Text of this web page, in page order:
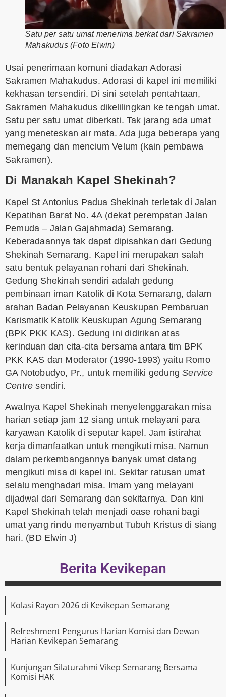
Satu per satu umat menerima berkat dari Sakramen
Mahakudus (Foto Elwin)
Usai penerimaan komuni diadakan Adorasi
Sakramen Mahakudus. Adorasi di kapel ini memiliki
kekhasan tersendiri. Di sini setelah pentahtaan,
Sakramen Mahakudus dikelilingkan ke tengah umat.
Satu per satu umat diberkati. Tak jarang ada umat
yang meneteskan air mata. Ada juga beberapa yang
memegang dan mencium Velum (kain pembawa
Sakramen).
Di Manakah Kapel Shekinah?
Kapel St Antonius Padua Shekinah terletak di Jalan
Kepatihan Barat No. 4A (dekat perempatan Jalan
Pemuda – Jalan Gajahmada) Semarang.
Keberadaannya tak dapat dipisahkan dari Gedung
Shekinah Semarang. Kapel ini merupakan salah
satu bentuk pelayanan rohani dari Shekinah.
Gedung Shekinah sendiri adalah gedung
pembinaan iman Katolik di Kota Semarang, dalam
arahan Badan Pelayanan Keuskupan Pembaruan
Karismatik Katolik Keuskupan Agung Semarang
(BPK PKK KAS). Gedung ini didirikan atas
kerinduan dan cita-cita bersama antara tim BPK
PKK KAS dan Moderator (1990-1993) yaitu Romo
GA Notobudyo, Pr., untuk memiliki gedungService
Centre sendiri.
Awalnya Kapel Shekinah menyelenggarakan misa
harian setiap jam 12 siang untuk melayani para
karyawan Katolik di seputar kapel. Jam istirahat
kerja dimanfaatkan untuk mengikuti misa. Namun
dalam perkembangannya banyak umat datang
mengikuti misa di kapel ini. Sekitar ratusan umat
selalu menghadari misa. Imam yang melayani
dijadwal dari Semarang dan sekitarnya. Dan kini
Kapel Shekinah telah menjadi oase rohani bagi
umat yang rindu menyambut Tubuh Kristus di siang
hari. (BD Elwin J)
Berita Kevikepan
Kolasi Rayon 2026 di Kevikepan Semarang
Refreshment Pengurus Harian Komisi dan Dewan
Harian Kevikepan Semarang
Kunjungan Silaturahmi Vikep Semarang Bersama
Komisi HAK